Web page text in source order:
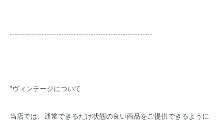
----------------------------------------------------------
*ヴィンテージについて
当店では、通常できるだけ状態の良い商品をご提供できるように